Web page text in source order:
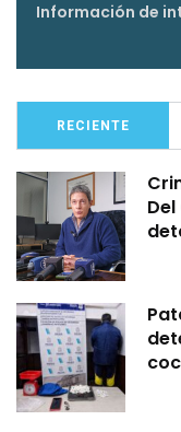
Información de
RECIENTE